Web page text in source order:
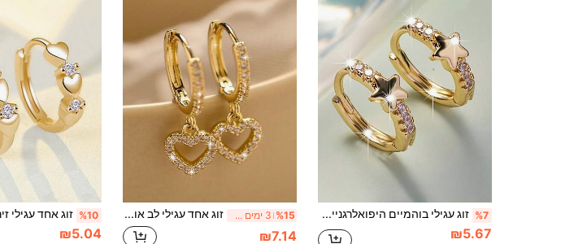
%7 זוג עגילי בוהמיים היפואלרגניים לבני נוער, עשויים מאבני חן סינתטיות ומעגלי זהב, מתאימים למסיבות, לשימוש יומיומי ולמתנה
₪5.67
%15 3 ימים אחרונים זוג אחד עגילי לב אופנתיים עם זירקוניה, עיצוב מינימליסטי לבני נוער
₪7.14
%10
₪5.04